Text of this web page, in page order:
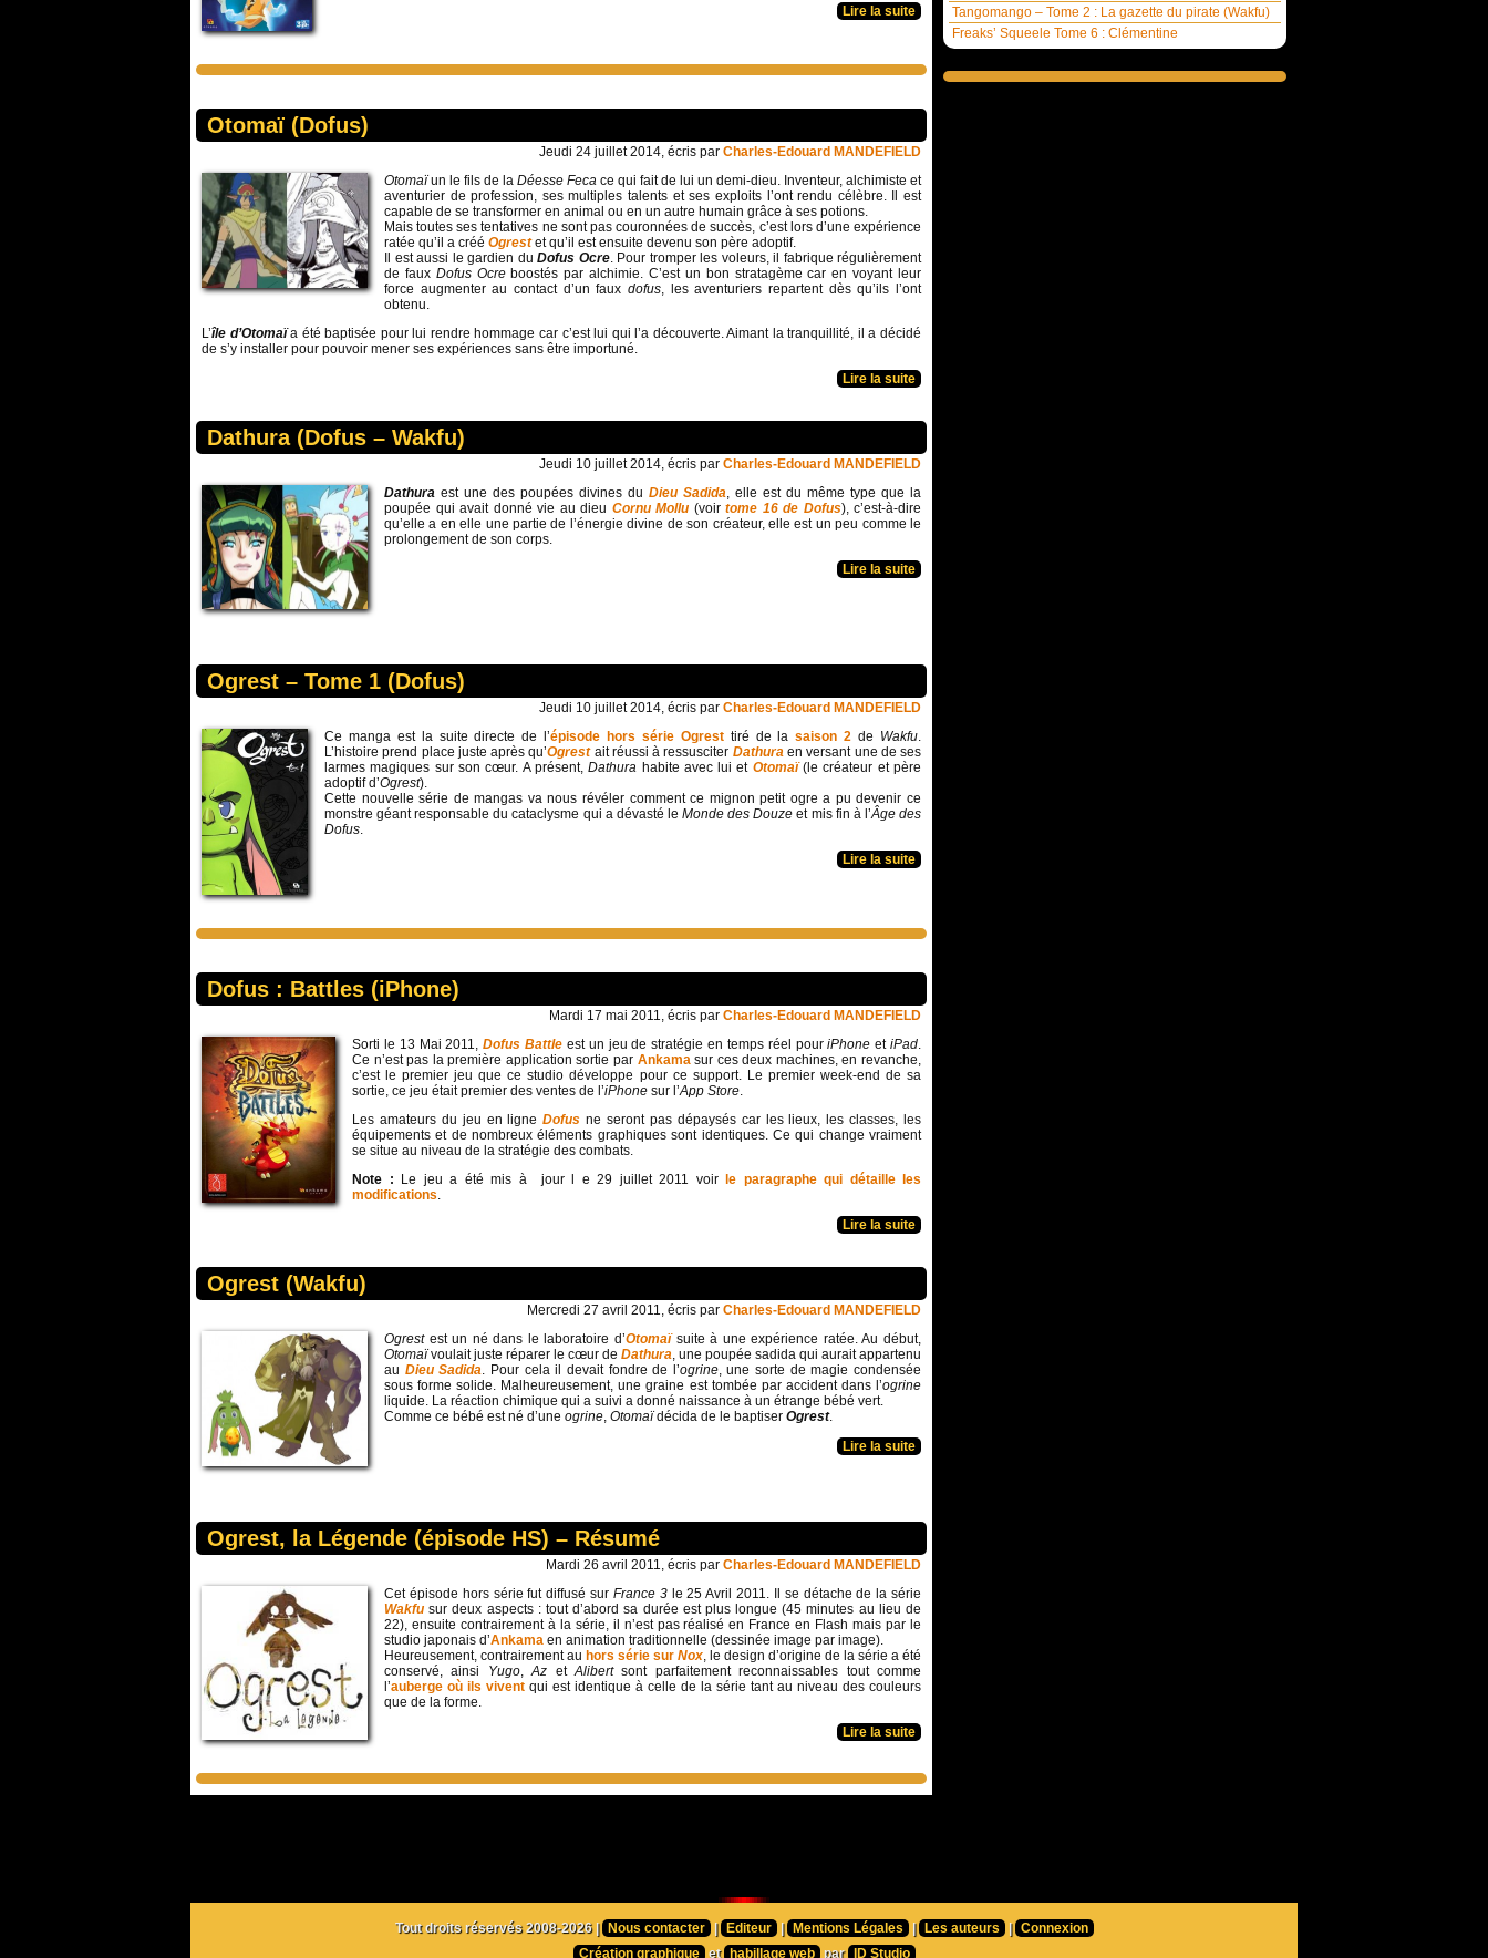
Lire la suite
Otomaï (Dofus)
Jeudi 24 juillet 2014, écris par Charles-Edouard MANDEFIELD
Otomaïun le fils de la Déesse Feca ce qui fait de lui un demi-dieu. Inventeur, alchimiste et
aventurier de profession, ses multiples talents et ses exploits l’ont rendu célèbre. Il est
capable de se transformer en animal ou en un autre humain grâce à ses potions.
Mais toutes ses tentatives ne sont pas couronnées de succès, c’est lors d’une expérience
ratée qu’il a créé Ogrest et qu’il est ensuite devenu son père adoptif.
Il est aussi le gardien du Dofus Ocre. Pour tromper les voleurs, il fabrique régulièrement
de faux Dofus Ocreboostés par alchimie. C’est un bon stratagème car en voyant leur
force augmenter au contact d’un faux dofus, les aventuriers repartent dès qu’ils l’ont
obtenu.
L’île d’Otomaïa été baptisée pour lui rendre hommage car c’est lui qui l’a découverte. Aimant la tranquillité, il a décidé
de s’y installer pour pouvoir mener ses expériences sans être importuné.
Lire la suite
Dathura (Dofus – Wakfu)
Jeudi 10 juillet 2014, écris par Charles-Edouard MANDEFIELD
Dathura est une des poupées divines du Dieu Sadida, elle est du même type que la
poupée qui avait donné vie au dieu Cornu Mollu (voir tome 16 de Dofus), c’est-à-dire
qu’elle a en elle une partie de l’énergie divine de son créateur, elle est un peu comme le
prolongement de son corps.
Lire la suite
Ogrest – Tome 1 (Dofus)
Jeudi 10 juillet 2014, écris par Charles-Edouard MANDEFIELD
Ce manga est la suite directe de l’épisode hors série Ogresttiré de lasaison 2 de Wakfu.
L’histoire prend place juste après qu’Ogrest ait réussi à ressusciter Dathura en versant une de ses
larmes magiques sur son cœur. A présent,Dathura habite avec lui et Otomaï (le créateur et père
adoptif d’Ogrest).
Cette nouvelle série de mangas va nous révéler comment ce mignon petit ogre a pu devenir ce
monstre géant responsable du cataclysme qui a dévasté leMonde des Douze et mis fin à l’Âge des
Dofus.
Lire la suite
Dofus : Battles (iPhone)
Mardi 17 mai 2011, écris par Charles-Edouard MANDEFIELD
Sorti le 13 Mai 2011,Dofus Battle est un jeu de stratégie en temps réel pouriPhoneetiPad.
Ce n’est pas la première application sortie par Ankamasur ces deux machines, en revanche,
c’est le premier jeu que ce studio développe pour ce support. Le premier week-end de sa
sortie, ce jeu était premier des ventes de l’iPhone sur l’App Store.
Les amateurs du jeu en ligneDofusne seront pas dépaysés car les lieux, les classes, les
équipements et de nombreux éléments graphiques sont identiques. Ce qui change vraiment
se situe au niveau de la stratégie des combats.
Note : Le jeu a été mis à jour l e 29 juillet 2011 voir
le paragraphe qui détaille les
modifications.
Lire la suite
Ogrest (Wakfu)
Mercredi 27 avril 2011, écris par Charles-Edouard MANDEFIELD
Ogrest est un né dans le laboratoire d’Otomaï suite à une expérience ratée. Au début,
Otomaïvoulait juste réparer le cœur de Dathura, une poupée sadida qui aurait appartenu
au Dieu Sadida. Pour cela il devait fondre de l’ogrine, une sorte de magie condensée
sous forme solide. Malheureusement, une graine est tombée par accident dans l’ogrine
liquide. La réaction chimique qui a suivi a donné naissance à un étrange bébé vert.
Comme ce bébé est né d’une ogrine, Otomaïdécida de le baptiser Ogrest.
Lire la suite
Ogrest, la Légende (épisode HS) – Résumé
Mardi 26 avril 2011, écris par Charles-Edouard MANDEFIELD
Cet épisode hors série fut diffusé sur France 3le 25 Avril 2011. Il se détache de la série
Wakfusur deux aspects : tout d’abord sa durée est plus longue (45 minutes au lieu de
22), ensuite contrairement à la série, il n’est pas réalisé en France en Flash mais par le
studio japonais d’Ankama en animation traditionnelle (dessinée image par image).
Heureusement, contrairement au hors série sur Nox, le design d’origine de la série a été
conservé, ainsi Yugo,Az etAlibertsont parfaitement reconnaissables tout comme
l’auberge où ils vivent qui est identique à celle de la série tant au niveau des couleurs
que de la forme.
Lire la suite
Tangomango – Tome 2 : La gazette du pirate (Wakfu)
Freaks’ Squeele Tome 6 : Clémentine
Tout droits réservés 2008-2026 | Nous contacter | Editeur | Mentions Légales | Les auteurs | Connexion
Création graphique et habillage web par ID Studio